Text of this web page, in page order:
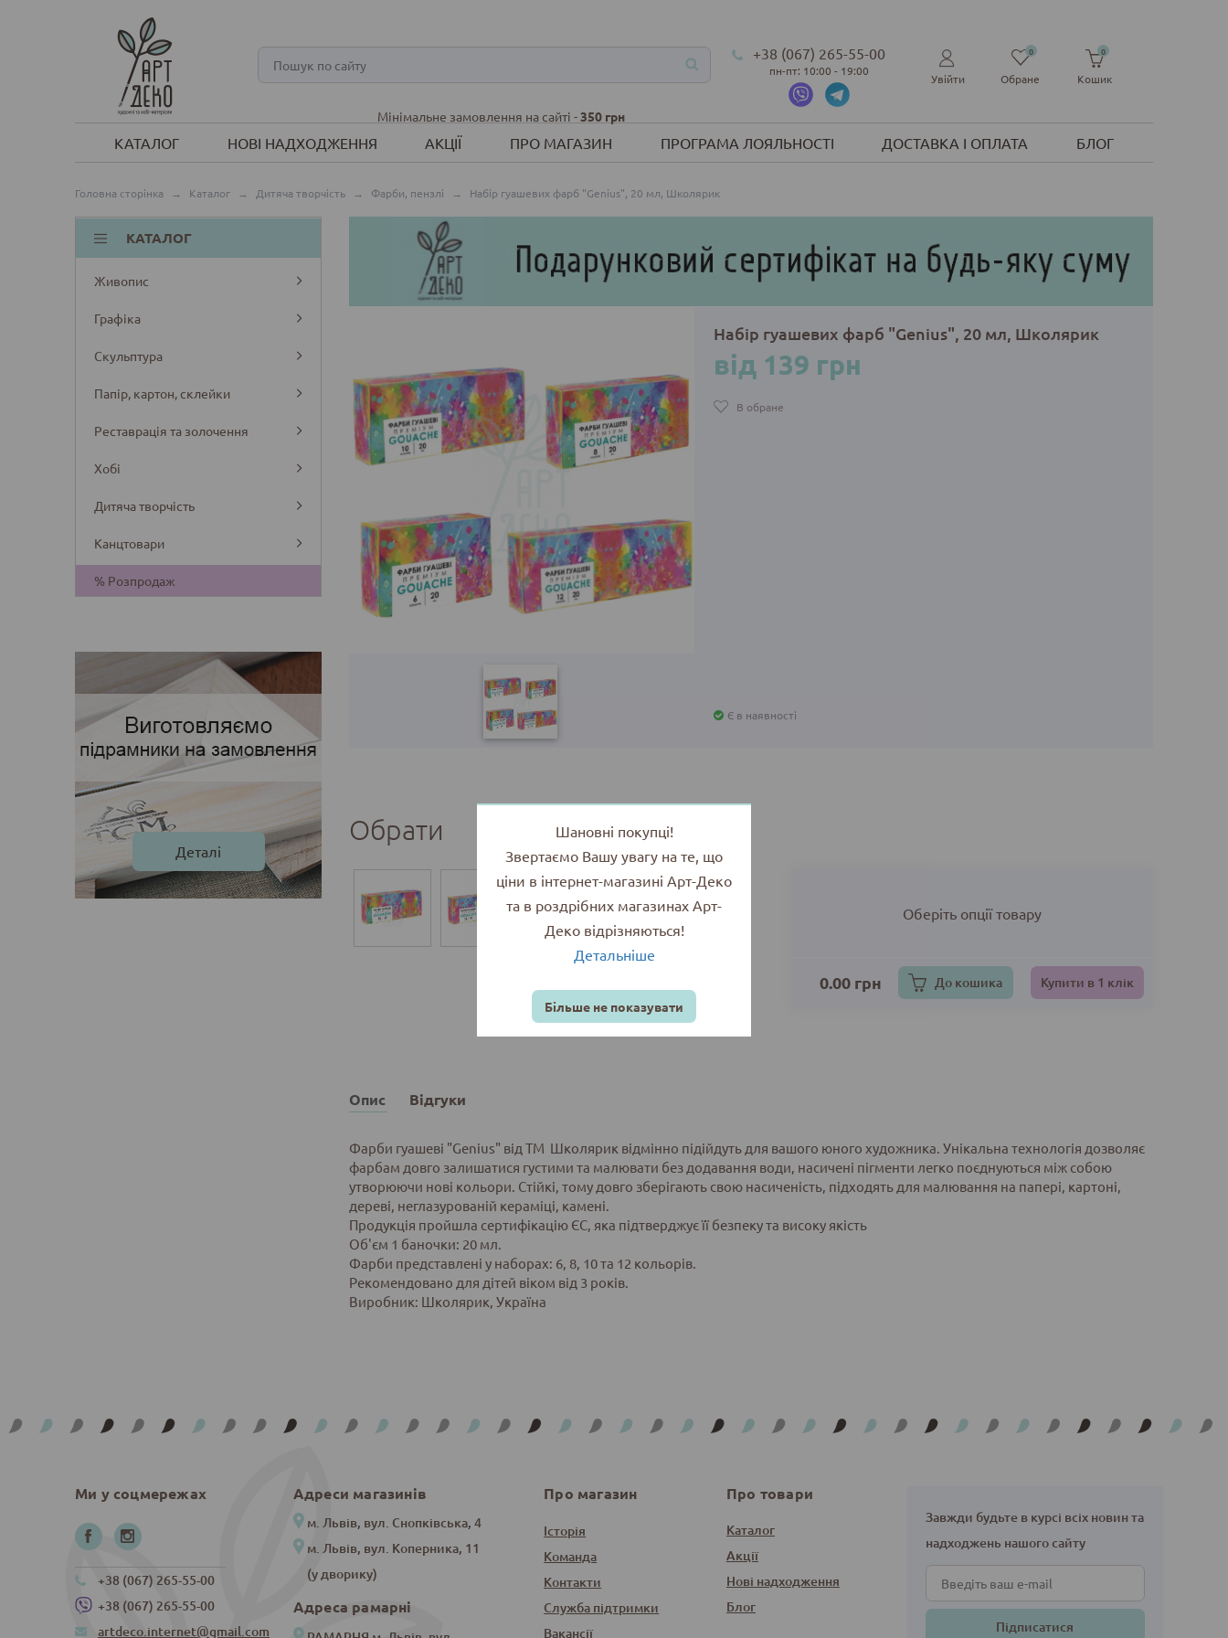
Мінімальне замовлення на сайті -350 грн
+38 (067) 265-55-00
пн-пт: 10:00 - 19:00
Увійти Обране
0
Кошик
0
КАТАЛОГ НОВІ НАДХОДЖЕННЯ АКЦІЇ ПРО МАГАЗИН ПРОГРАМА ЛОЯЛЬНОСТІ ДОСТАВКА І ОПЛАТА БЛОГ
Головна сторінка → Каталог → Дитяча творчість → Фарби, пензлі → Набір гуашевих фарб "Genius", 20 мл, Школярик
КАТАЛОГ
Живопис
Графіка
Скульптура
Папір, картон, склейки
Реставрація та золочення
Хобі
Дитяча творчість
Канцтовари
% Розпродаж
Деталі
Набір гуашевих фарб "Genius", 20 мл, Школярик
від 139 грн
В обране
Є в наявності
Обрати
Оберіть опції товару
0.00 грн До кошика Купити в 1 клік
Опис Відгуки
Фарби гуашеві "Genius" від ТМ Школярик відмінно підійдуть для вашого юного художника. Унікальна технологія дозволяє
фарбам довго залишатися густими та малювати без додавання води, насичені пігменти легко поєднуються між собою
утворюючи нові кольори. Стійкі, тому довго зберігають свою насиченість, підходять для малювання на папері, картоні,
дереві, неглазурованій кераміці, камені.
Продукція пройшла сертифікацію ЄС, яка підтверджує її безпеку та високу якість
Об'єм 1 баночки: 20 мл.
Фарби представлені у наборах: 6, 8, 10 та 12 кольорів.
Рекомендовано для дітей віком від 3 років.
Виробник: Школярик, Україна
Ми у соцмережах
+38 (067) 265-55-00
+38 (067) 265-55-00
artdeco.internet@gmail.com
Адреси магазинів
м. Львів, вул. Снопківська, 4
м. Львів, вул. Коперника, 11
(у дворику)
Адреса рамарні
Про магазин
Історія
Команда
Контакти
Служба підтримки
Вакансії
Про товари
Каталог
Акції
Нові надходження
Блог
Завжди будьте в курсі всіх новин та
надходжень нашого сайту
Підписатися
Шановні покупці!
Звертаємо Вашу увагу на те, що
ціни в інтернет-магазині Арт-Деко
та в роздрібних магазинах Арт-
Деко відрізняються!
Детальніше
Більше не показувати